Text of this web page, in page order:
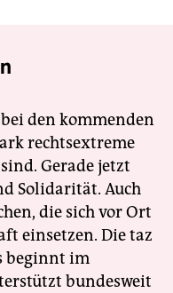
den kommenden
rechtsextreme
Gerade jetzt
Solidarität. Auch
die sich vor Ort
einsetzen. Die taz
beginnt im
bundesweit